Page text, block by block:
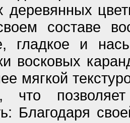
деревянных
составе
гладкое и
восковых
мягкой
что
Благодаря